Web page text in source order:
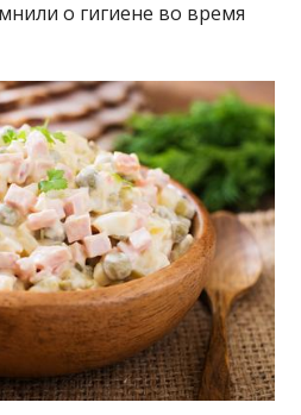
о гигиене во время